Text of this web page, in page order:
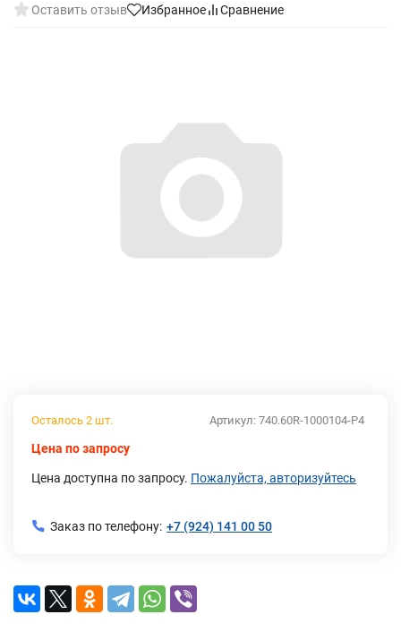
Оставить отзыв Избранное Сравнение
Артикул: 740.60R-1000104-Р4
Осталось 2 шт.
Цена по запросу
Цена доступна по запросу. Пожалуйста, авторизуйтесь
Заказ по телефону: +7 (924) 141 00 50